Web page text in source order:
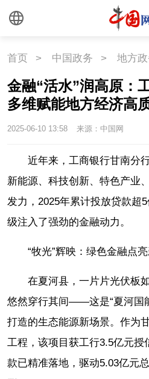
首页 > 中国政务 > 地方
金融“活水”润高原：
多维赋能地方经济高
2025-06-10 13:58 来源：中国网
近年来，工商银行甘南分
新能源、科技创新、特色产业
发力，2025年累计投放贷款超
级注入了强劲的金融动力。
“牧光”辉映：绿色金融点
在夏河县，一片片光伏板
悠然穿行其间——这是“夏河国
打造的生态能源新场景。作为
工程，该项目获工行3.5亿元授
款已精准落地，驱动5.03亿元